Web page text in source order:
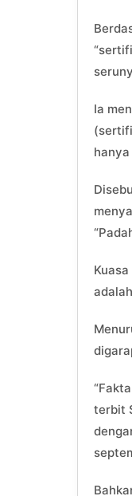
Ia
terbit